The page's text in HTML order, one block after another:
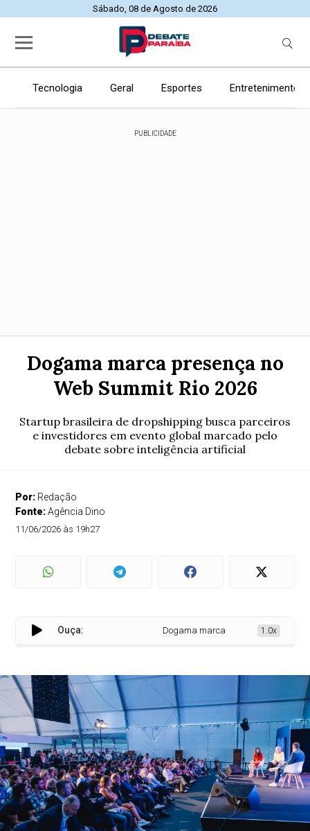
Sábado, 08 de Agosto de 2026
Tecnologia Geral Esportes Entretenimento
PUBLICIDADE
Dogama marca presença no
Web Summit Rio 2026
Startup brasileira de dropshipping busca parceiros
e investidores em evento global marcado pelo
debate sobre inteligência artificial
Por: Redação
Fonte:Agência Dino
11/06/2026 às 19h27
Ouça: Dogama marca presença no Web
1.0x